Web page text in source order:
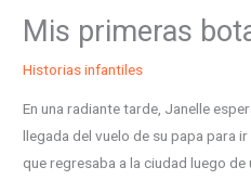
Mis primeras
Historias infantiles
En una radiante tarde, Janelle
llegada del vuelo de su papa para
que regresaba a la ciudad luego de